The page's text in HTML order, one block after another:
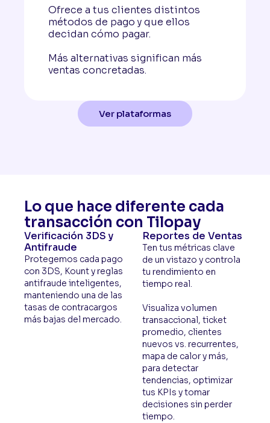
Ofrece a tus clientes distintos
métodos de pago y que ellos
decidan cómo pagar.
Más alternativas significan más
ventas concretadas.
Ver plataformas
Lo que hace diferente cada
transacción con Tilopay
Verificación 3DS y
Antifraude
Protegemos cada pago
con 3DS, Kount y reglas
antifraude inteligentes,
manteniendo una de las
tasas de contracargos
más bajas del mercado.
Reportes de Ventas
Ten tus métricas clave
de un vistazo y controla
tu rendimiento en
tiempo real.
Visualiza volumen
transaccional, ticket
promedio, clientes
nuevos vs. recurrentes,
mapa de calor y más,
para detectar
tendencias, optimizar
tus KPIs y tomar
decisiones sin perder
tiempo.